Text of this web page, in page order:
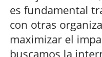
es fundamental
con otras
maximizar el
buscamos la